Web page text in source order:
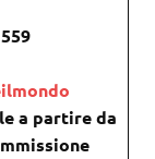
a partire da